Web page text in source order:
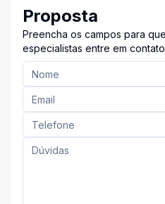
Proposta
Preencha os campos para
especialistas entre em contato